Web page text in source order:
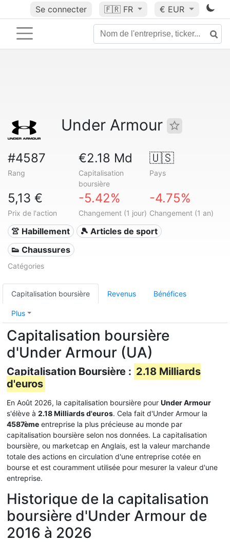
Se connecter 🇫🇷 FR € EUR
Under Armour
#4587
Rang
€2.18 Md
Capitalisation
boursière
🇺🇸
Pays
5,13 €
Prix de l'action
-5.42%
Changement (1 jour)
-4.75%
Changement (1 an)
👚 Habillement
🎾 Articles de sport
👟 Chaussures
Catégories
Capitalisation boursière Revenus Bénéfices
Plus
Capitalisation boursière
d'Under Armour (UA)
Capitalisation Boursière : 2.18 Milliards
d'euros
En Août 2026, la capitalisation boursière pour Under Armour
s'élève à 2.18 Milliards d'euros. Cela fait d'Under Armour la
4587ème entreprise la plus précieuse au monde par
capitalisation boursière selon nos données. La capitalisation
boursière, ou marketcap en Anglais, est la valeur marchande
totale des actions en circulation d'une entreprise cotée en
bourse et est couramment utilisée pour mesurer la valeur d'une
entreprise.
Historique de la capitalisation
boursière d'Under Armour de
2016 à 2026